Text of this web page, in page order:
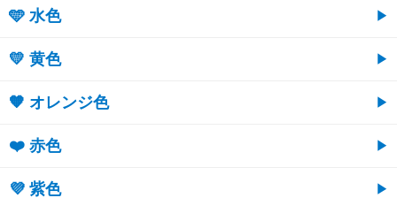
🩵 水色
💛 黄色
🧡 オレンジ色
❤️ 赤色
💜 紫色